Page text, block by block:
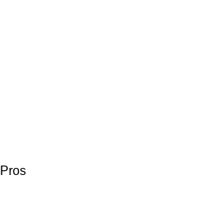
Pros